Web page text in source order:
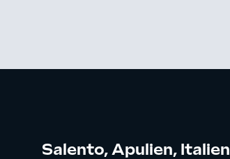
Salento, Apulien, Italien